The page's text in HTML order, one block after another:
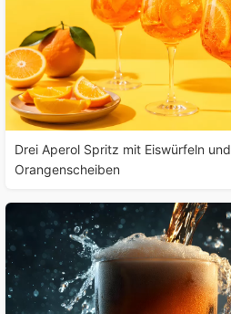
Drei Aperol Spritz mit Eiswürfeln und
Orangenscheiben